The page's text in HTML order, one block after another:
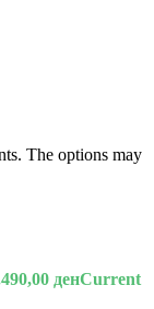
The options may
490,00 денCurrent